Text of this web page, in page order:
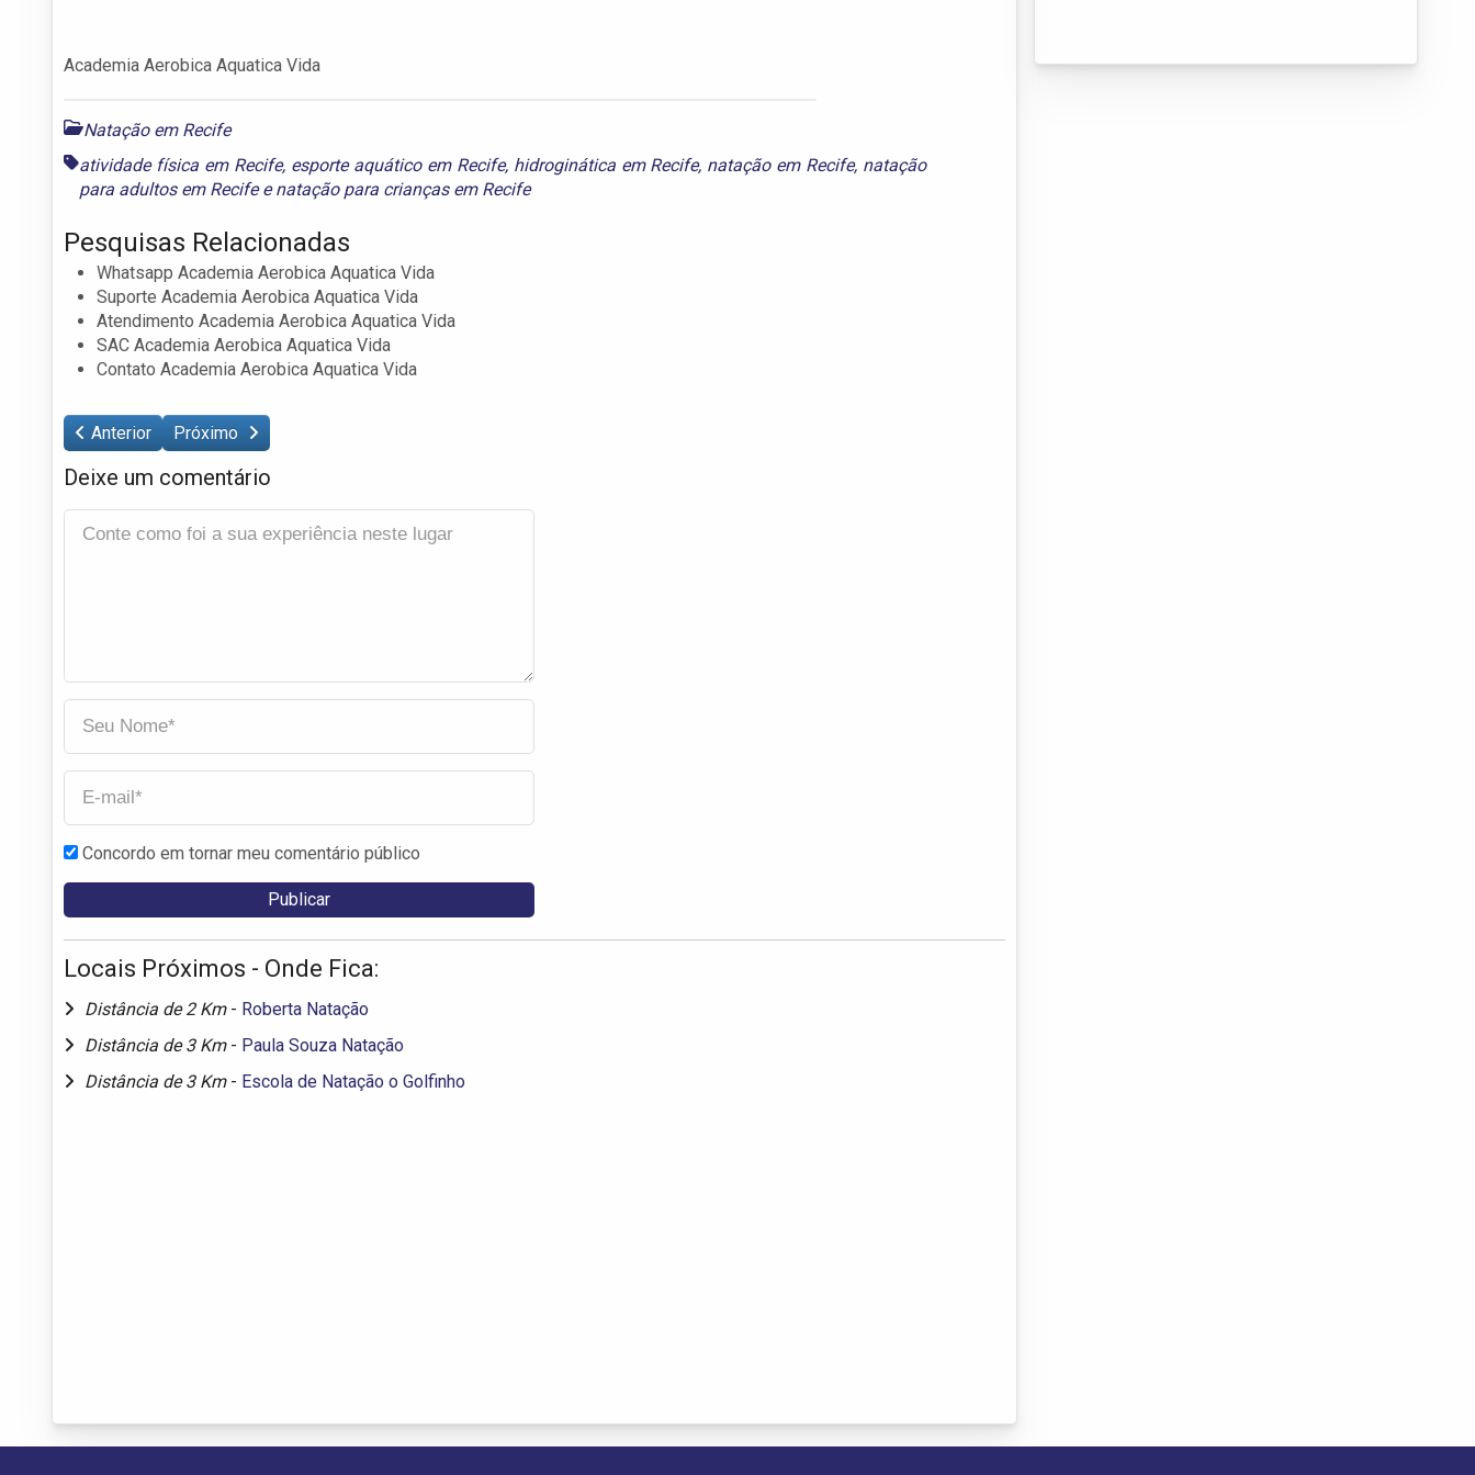
Academia Aerobica Aquatica Vida
Natação em Recife
atividade física em Recife, esporte aquático em Recife, hidroginática em Recife, natação em Recife, natação
para adultos em Recifeenatação para crianças em Recife
Pesquisas Relacionadas
Whatsapp Academia Aerobica Aquatica Vida
Suporte Academia Aerobica Aquatica Vida
Atendimento Academia Aerobica Aquatica Vida
SAC Academia Aerobica Aquatica Vida
Contato Academia Aerobica Aquatica Vida
Anterior Próximo
Deixe um comentário
Concordo em tornar meu comentário público
Locais Próximos - Onde Fica:
Distância de 2 Km - Roberta Natação
Distância de 3 Km - Paula Souza Natação
Distância de 3 Km - Escola de Natação o Golfinho